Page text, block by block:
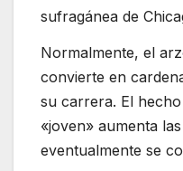
sufragánea de
Normalmente, el
convierte en
su carrera. El
«joven» aumenta
eventualmente se